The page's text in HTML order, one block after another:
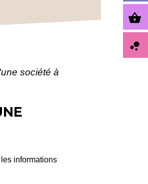
société à
informations
shopping_basket
bubble_chart